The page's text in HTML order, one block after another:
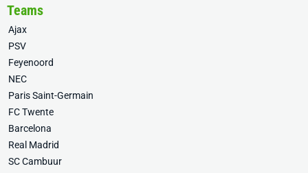
Teams
Ajax
PSV
Feyenoord
NEC
Paris Saint-Germain
FC Twente
Barcelona
Real Madrid
SC Cambuur